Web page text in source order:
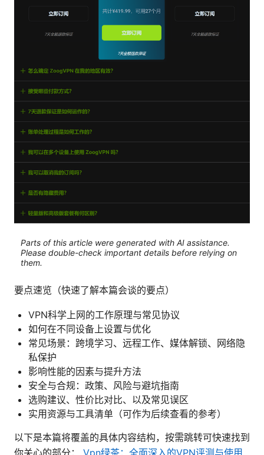
Parts of this article were generated with AI assistance.
Please double-check important details before relying on
them.
要点速览（快速了解本篇会谈的要点）
VPN科学上网的工作原理与常见协议
如何在不同设备上设置与优化
常见场景：跨境学习、远程工作、媒体解锁、网络隐
私保护
影响性能的因素与提升方法
安全与合规：政策、风险与避坑指南
选购建议、性价比对比、以及常见误区
实用资源与工具清单（可作为后续查看的参考）
以下是本篇将覆盖的具体内容结构，按需跳转可快速找到
你关心的部分： Vpn绿茶：全面深入的VPN评测与使用